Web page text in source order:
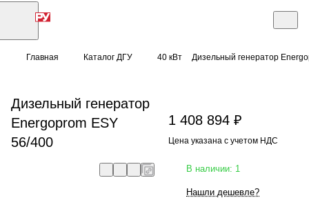
Главная Каталог ДГУ 40 кВт Дизельный генератор
Дизельный генератор
Energoprom ESY
56/400
1 408 894 ₽
Цена указана с учетом НДС
В наличии: 1
Нашли дешевле?